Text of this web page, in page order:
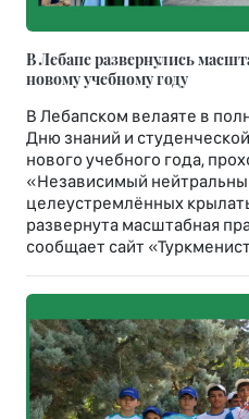
В Лебапе развернулись
новому учебному году
В Лебапском велаяте в
Дню знаний и
нового учебного года,
«Независимый
целеустремлённых
развернута масштабная
сообщает сайт